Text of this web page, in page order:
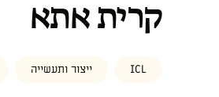
קרית אתא
ICL ייצור ותעשייה